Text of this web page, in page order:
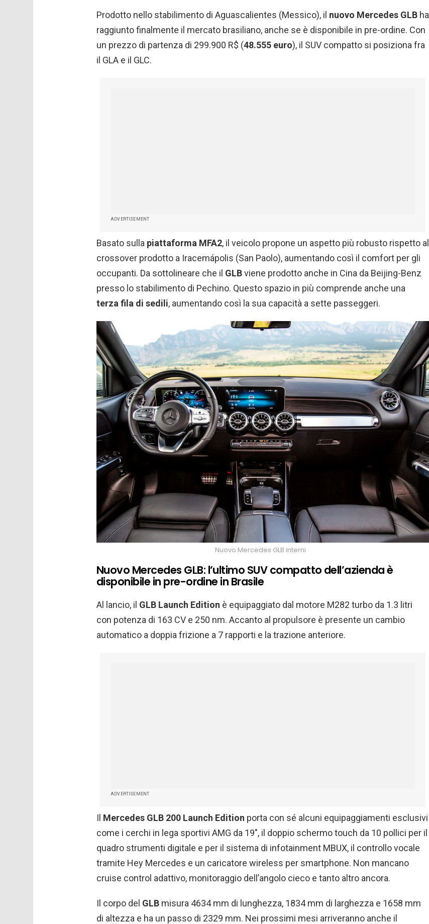
Prodotto nello stabilimento di Aguascalientes (Messico), il nuovo Mercedes GLB ha
raggiunto finalmente il mercato brasiliano, anche se è disponibile in pre-ordine. Con
un prezzo di partenza di 299.900 R$ (48.555 euro), il SUV compatto si posiziona fra
il GLA e il GLC.
ADVERTISEMENT
Basato sulla piattaforma MFA2, il veicolo propone un aspetto più robusto rispetto al
crossover prodotto a Iracemápolis (San Paolo), aumentando così il comfort per gli
occupanti. Da sottolineare che il GLBviene prodotto anche in Cina da Beijing-Benz
presso lo stabilimento di Pechino. Questo spazio in più comprende anche una
terza fila di sedili, aumentando così la sua capacità a sette passeggeri.
Nuovo Mercedes GLB interni
Nuovo Mercedes GLB: l’ultimo SUV compatto dell’azienda è
disponibile in pre-ordine in Brasile
Al lancio, il GLB Launch Edition è equipaggiato dal motore M282 turbo da 1.3 litri
con potenza di 163 CV e 250 nm. Accanto al propulsore è presente un cambio
automatico a doppia frizione a 7 rapporti e la trazione anteriore.
ADVERTISEMENT
Il Mercedes GLB 200 Launch Edition porta con sé alcuni equipaggiamenti esclusivi
come i cerchi in lega sportivi AMG da 19″, il doppio schermo touch da 10 pollici per il
quadro strumenti digitale e per il sistema di infotainment MBUX, il controllo vocale
tramite Hey Mercedes e un caricatore wireless per smartphone. Non mancano
cruise control adattivo, monitoraggio dell’angolo cieco e tanto altro ancora.
Il corpo del GLB misura 4634 mm di lunghezza, 1834 mm di larghezza e 1658 mm
di altezza e ha un passo di 2329 mm. Nei prossimi mesi arriveranno anche il